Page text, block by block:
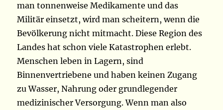
man tonnenweise Medikamente und das
Militär einsetzt, wird man scheitern, wenn die
Bevölkerung nicht mitmacht. Diese Region des
Landes hat schon viele Katastrophen erlebt.
Menschen leben in Lagern, sind
Binnenvertriebene und haben keinen Zugang
zu Wasser, Nahrung oder grundlegender
medizinischer Versorgung. Wenn man also